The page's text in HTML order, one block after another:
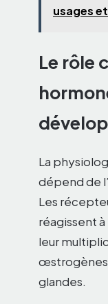
usages
Le rôle
La
dépend de
Les
réagissent
leur
œstrogènes
glandes.